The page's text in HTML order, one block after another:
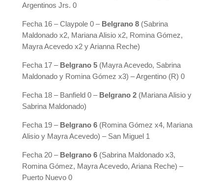
Argentinos Jrs. 0
Fecha 16 – Claypole 0 – Belgrano 8 (Sabrina
Maldonado x2, Mariana Alisio x2, Romina Gómez,
Mayra Acevedo x2 y Arianna Reche)
Fecha 17 – Belgrano 5 (Mayra Acevedo, Sabrina
Maldonado y Romina Gómez x3) – Argentino (R) 0
Fecha 18 – Banfield 0 – Belgrano 2 (Mariana Alisio y
Sabrina Maldonado)
Fecha 19 – Belgrano 6 (Romina Gómez x4, Mariana
Alisio y Mayra Acevedo) – San Miguel 1
Fecha 20 – Belgrano 6 (Sabrina Maldonado x3,
Romina Gómez, Mayra Acevedo, Ariana Reche) –
Puerto Nuevo 0